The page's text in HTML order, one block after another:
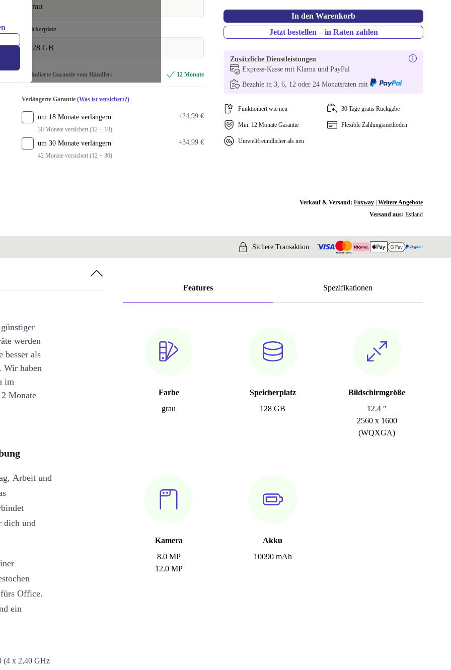
grau
Speicherplatz
128 GB
Inkludierte Garantie vom Händler: 12 Monate
Verlängerte Garantie (Was ist versichert?)
um 18 Monate verlängern
30 Monate versichert (12 + 18)
+24,99 €
um 30 Monate verlängern
42 Monate versichert (12 + 30)
+34,99 €
In den Warenkorb
Jetzt bestellen – in Raten zahlen
Zusätzliche Dienstleistungen
Express-Kasse mit Klarna und PayPal
Bezahle in 3, 6, 12 oder 24 Monatsraten mit
Funktioniert wie neu 30 Tage gratis Rückgabe
Min. 12 Monate Garantie Flexible Zahlungsmethoden
Umweltfreundlicher als neu
Verkauf & Versand: Foxway| Weitere Angebote
Versand aus: Estland
Sichere Transaktion
Features Spezifikationen
Farbe
grau
Speicherplatz
128 GB
Bildschirmgröße
12.4 "
2560 x 1600
(WQXGA)
Kamera
8.0 MP
12.0 MP
Akku
10090 mAh
werden
besser als
Wir haben
im
Monate
Arbeit und
dich und
Office.
ein
(4 x 2,40 GHz